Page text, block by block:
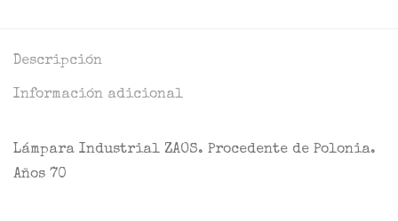
Descripción
Información adicional
Lámpara Industrial ZAOS. Procedente de Polonia.
Años 70